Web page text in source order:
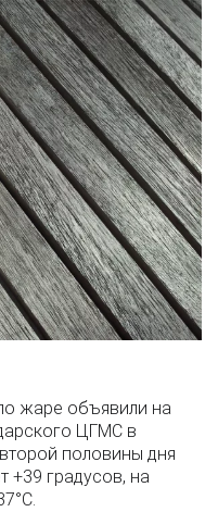
жаре объявили на
ЦГМС в
половины дня
+39 градусов, на